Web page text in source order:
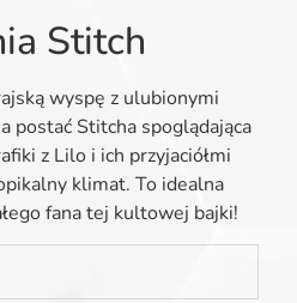
Stitch
wyspę z ulubionymi
postać Stitcha spoglądająca
z Lilo i ich przyjaciółmi
klimat. To idealna
fana tej kultowej bajki!